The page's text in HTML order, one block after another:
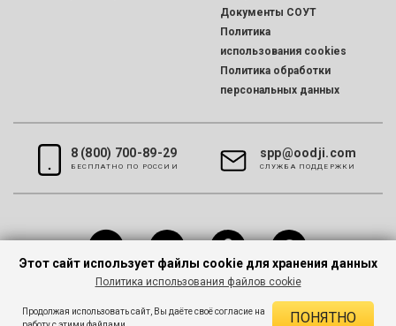
Документы СОУТ
Политика
использования cookies
Политика обработки
персональных данных
8 (800) 700-89-29
БЕСПЛАТНО ПО РОССИИ
spp@oodji.com
CЛУЖБА ПОДДЕРЖКИ
Все права защищены © 2026 oodji
Этот сайт использует файлы cookie для хранения данных
Политика использования файлов cookie
Продолжая использовать сайт, Вы даёте своё согласие на
ПОНЯТНО